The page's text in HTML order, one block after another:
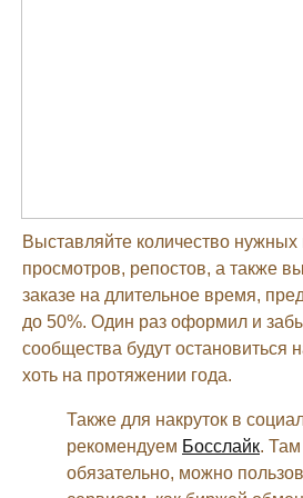
Выставляйте количество нужных
просмотров, репостов, а также
заказе на длительное время,
до 50%. Один раз оформил и
сообщества будут остановиться
хоть на протяжении года.
Также для накруток в
рекомендуем Босслайк. Там
обязательно, можно